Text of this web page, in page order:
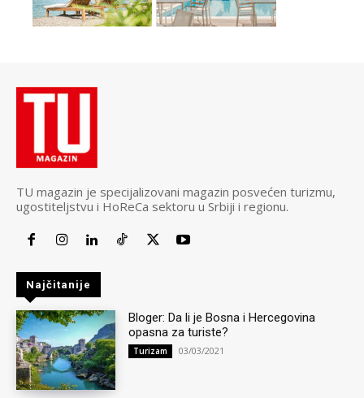
TU magazin je specijalizovani magazin posvećen turizmu,
ugostiteljstvu i HoReCa sektoru u Srbiji i regionu.
Najčitanije
Bloger: Da li je Bosna i Hercegovina
opasna za turiste?
Turizam 03/03/2021